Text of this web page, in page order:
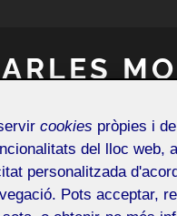
cookies pròpies i
del lloc web,
personalitzada
Pots acceptar,